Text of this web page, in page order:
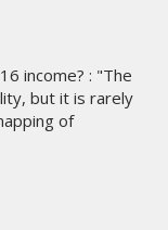
income? : "The
but it is rarely
of